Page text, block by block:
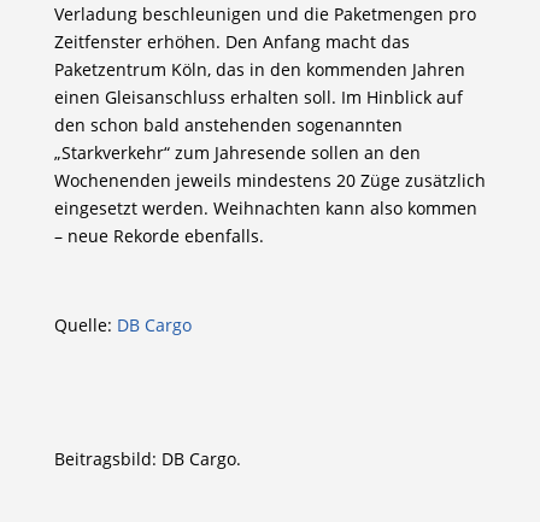
Verladung beschleunigen und die Paketmengen pro
Zeitfenster erhöhen. Den Anfang macht das
Paketzentrum Köln, das in den kommenden Jahren
einen Gleisanschluss erhalten soll. Im Hinblick auf
den schon bald anstehenden sogenannten
„Starkverkehr“ zum Jahresende sollen an den
Wochenenden jeweils mindestens 20 Züge zusätzlich
eingesetzt werden. Weihnachten kann also kommen
– neue Rekorde ebenfalls.
Quelle: DB Cargo
Beitragsbild: DB Cargo.